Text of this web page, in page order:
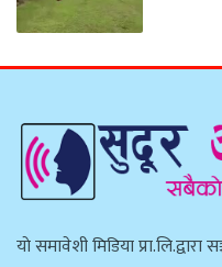
याे समावेशी मिडिया प्रा.लि.द्वारा